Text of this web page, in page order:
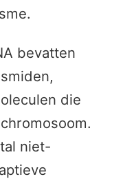
bevatten
die
niet-